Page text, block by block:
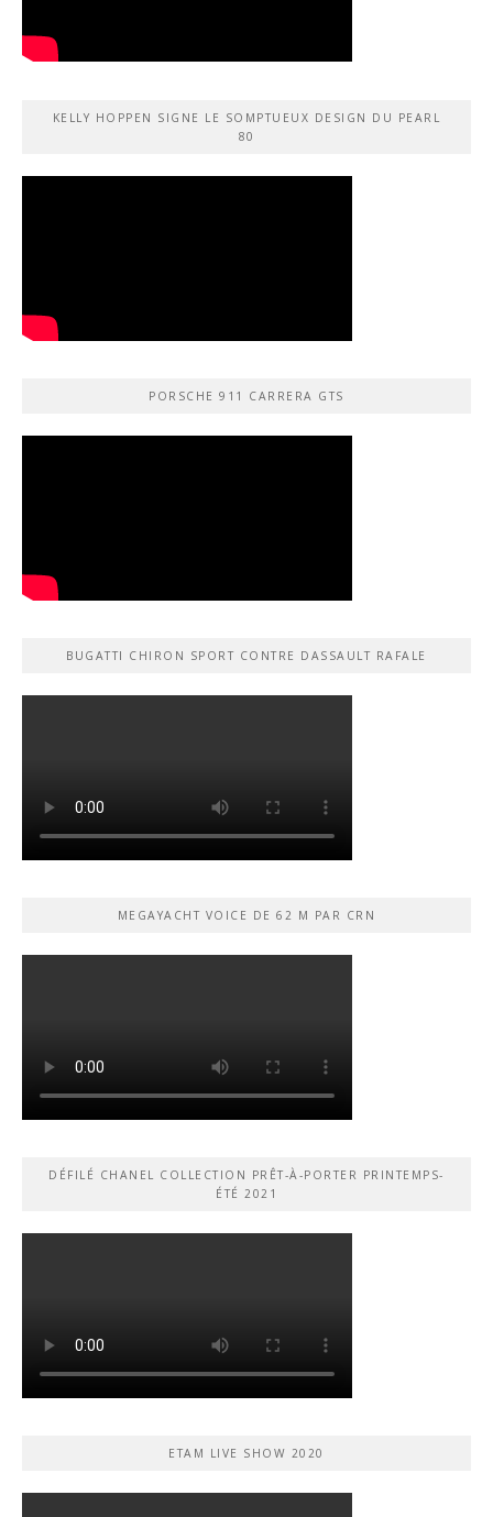
KELLY HOPPEN SIGNE LE SOMPTUEUX DESIGN DU PEARL
80
PORSCHE 911 CARRERA GTS
BUGATTI CHIRON SPORT CONTRE DASSAULT RAFALE
MEGAYACHT VOICE DE 62 M PAR CRN
DÉFILÉ CHANEL COLLECTION PRÊT-À-PORTER PRINTEMPS-
ÉTÉ 2021
ETAM LIVE SHOW 2020